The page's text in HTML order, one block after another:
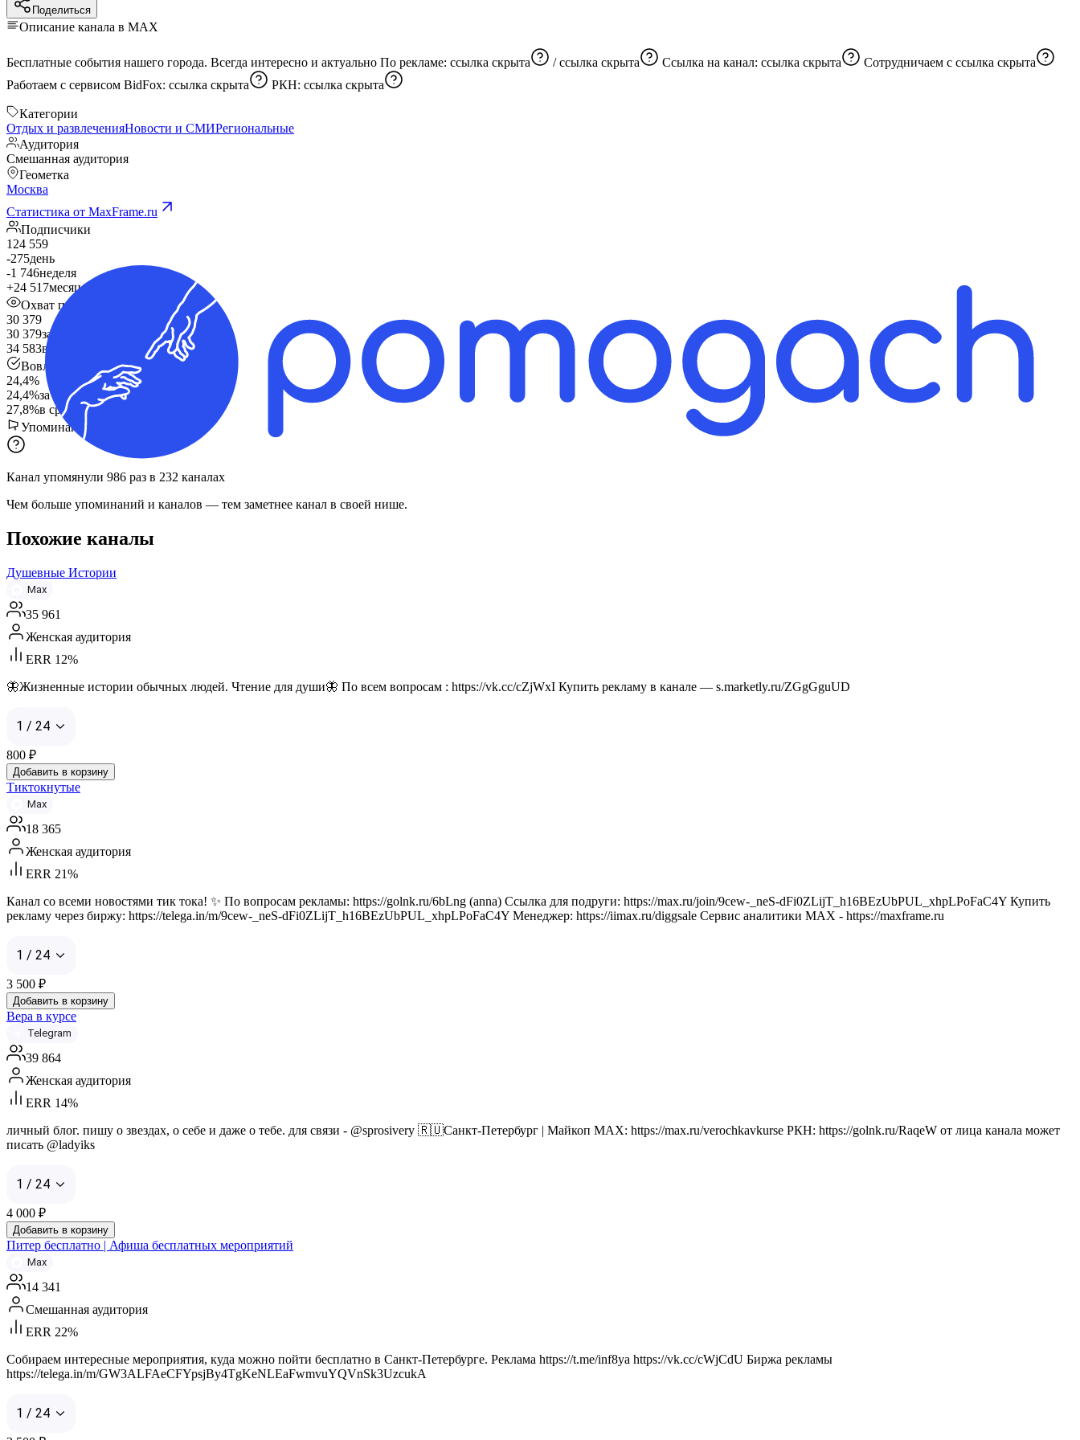
Поделиться
Описание канала в MAX
Бесплатные события нашего города. Всегда интересно и актуально По рекламе: ссылка скрыта /ссылка скрыта Ссылка на канал: ссылка скрыта Сотрудничаем с ссылка скрыта
Работаем с сервисом BidFox: ссылка скрыта РКН: ссылка скрыта
Категории
Отдых и развлеченияНовости и СМИРегиональные
Аудитория
Смешанная аудитория
Геометка
Москва
Статистика от MaxFrame.ru
Подписчики
124 559
-275день
-1 746неделя
+24 517месяц
Охват поста
30 379
30 379за 24 часа
34 583в среднем
Вовлечённость
24,4%
24,4%за 24 часа
27,8%в среднем
Упоминания в других каналах
Канал упомянули 986 раз в 232 каналах
Чем больше упоминаний и каналов — тем заметнее канал в своей нише.
Похожие каналы
Душевные Истории
Max
35 961
Женская аудитория
ERR 12%
🦋Жизненные истории обычных людей. Чтение для души🦋 По всем вопросам : https://vk.cc/cZjWxI Купить рекламу в канале — s.marketly.ru/ZGgGguUD
1 / 24
800 ₽
Добавить в корзину
Тиктокнутые
Max
18 365
Женская аудитория
ERR 21%
Канал со всеми новостями тик тока! ✨ По вопросам рекламы: https://golnk.ru/6bLng (anna) Ссылка для подруги: https://max.ru/join/9cew-_neS-dFi0ZLijT_h16BEzUbPUL_xhpLPoFaC4Y Купить
рекламу через биржу: https://telega.in/m/9cew-_neS-dFi0ZLijT_h16BEzUbPUL_xhpLPoFaC4Y Менеджер: https://iimax.ru/diggsale Сервис аналитики MAX - https://maxframe.ru
1 / 24
3 500 ₽
Добавить в корзину
Вера в курсе
Telegram
39 864
Женская аудитория
ERR 14%
личный блог. пишу о звездах, о себе и даже о тебе. для связи - @sprosivery 🇷🇺Санкт-Петербург | Майкоп MAX: https://max.ru/verochkavkurse РКН: https://golnk.ru/RaqeW от лица канала может
писать @ladyiks
1 / 24
4 000 ₽
Добавить в корзину
Питер бесплатно | Афиша бесплатных мероприятий
Max
14 341
Смешанная аудитория
ERR 22%
Собираем интересные мероприятия, куда можно пойти бесплатно в Санкт-Петербурге. Реклама https://t.me/inf8ya https://vk.cc/cWjCdU Биржа рекламы
https://telega.in/m/GW3ALFAeCFYpsjBy4TgKeNLEaFwmvuYQVnSk3UzcukA
1 / 24